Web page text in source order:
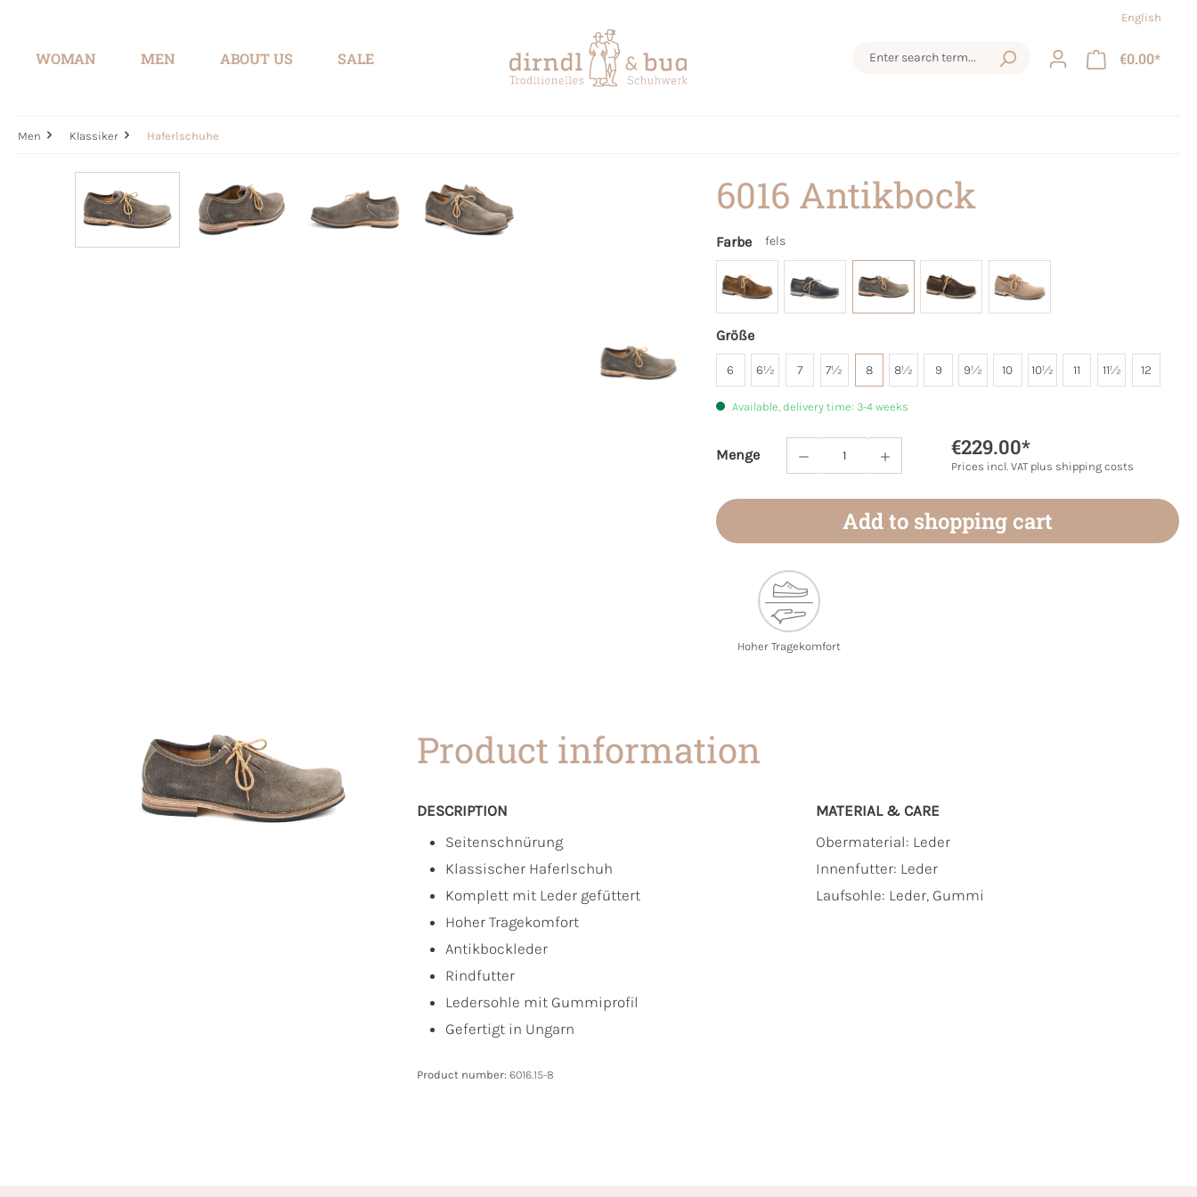
English
WOMAN MEN ABOUT US SALE €0.00*
Men Klassiker Haferlschuhe
6016 Antikbock
Farbe fels
Größe
6 6½ 7 7½ 8 8½ 9 9½ 10 10½ 11 11½ 12
Available, delivery time: 3-4 weeks
Menge
Product Quantity: Enter the desired amount or
€229.00*
Prices incl. VAT plus shipping costs
Add to shopping cart
Hoher Tragekomfort
Product information
DESCRIPTION
Seitenschnürung
Klassischer Haferlschuh
Komplett mit Leder gefüttert
Hoher Tragekomfort
Antikbockleder
Rindfutter
Ledersohle mit Gummiprofil
Gefertigt in Ungarn
MATERIAL & CARE
Obermaterial: Leder
Innenfutter: Leder
Laufsohle: Leder, Gummi
Product number: 6016.15-8